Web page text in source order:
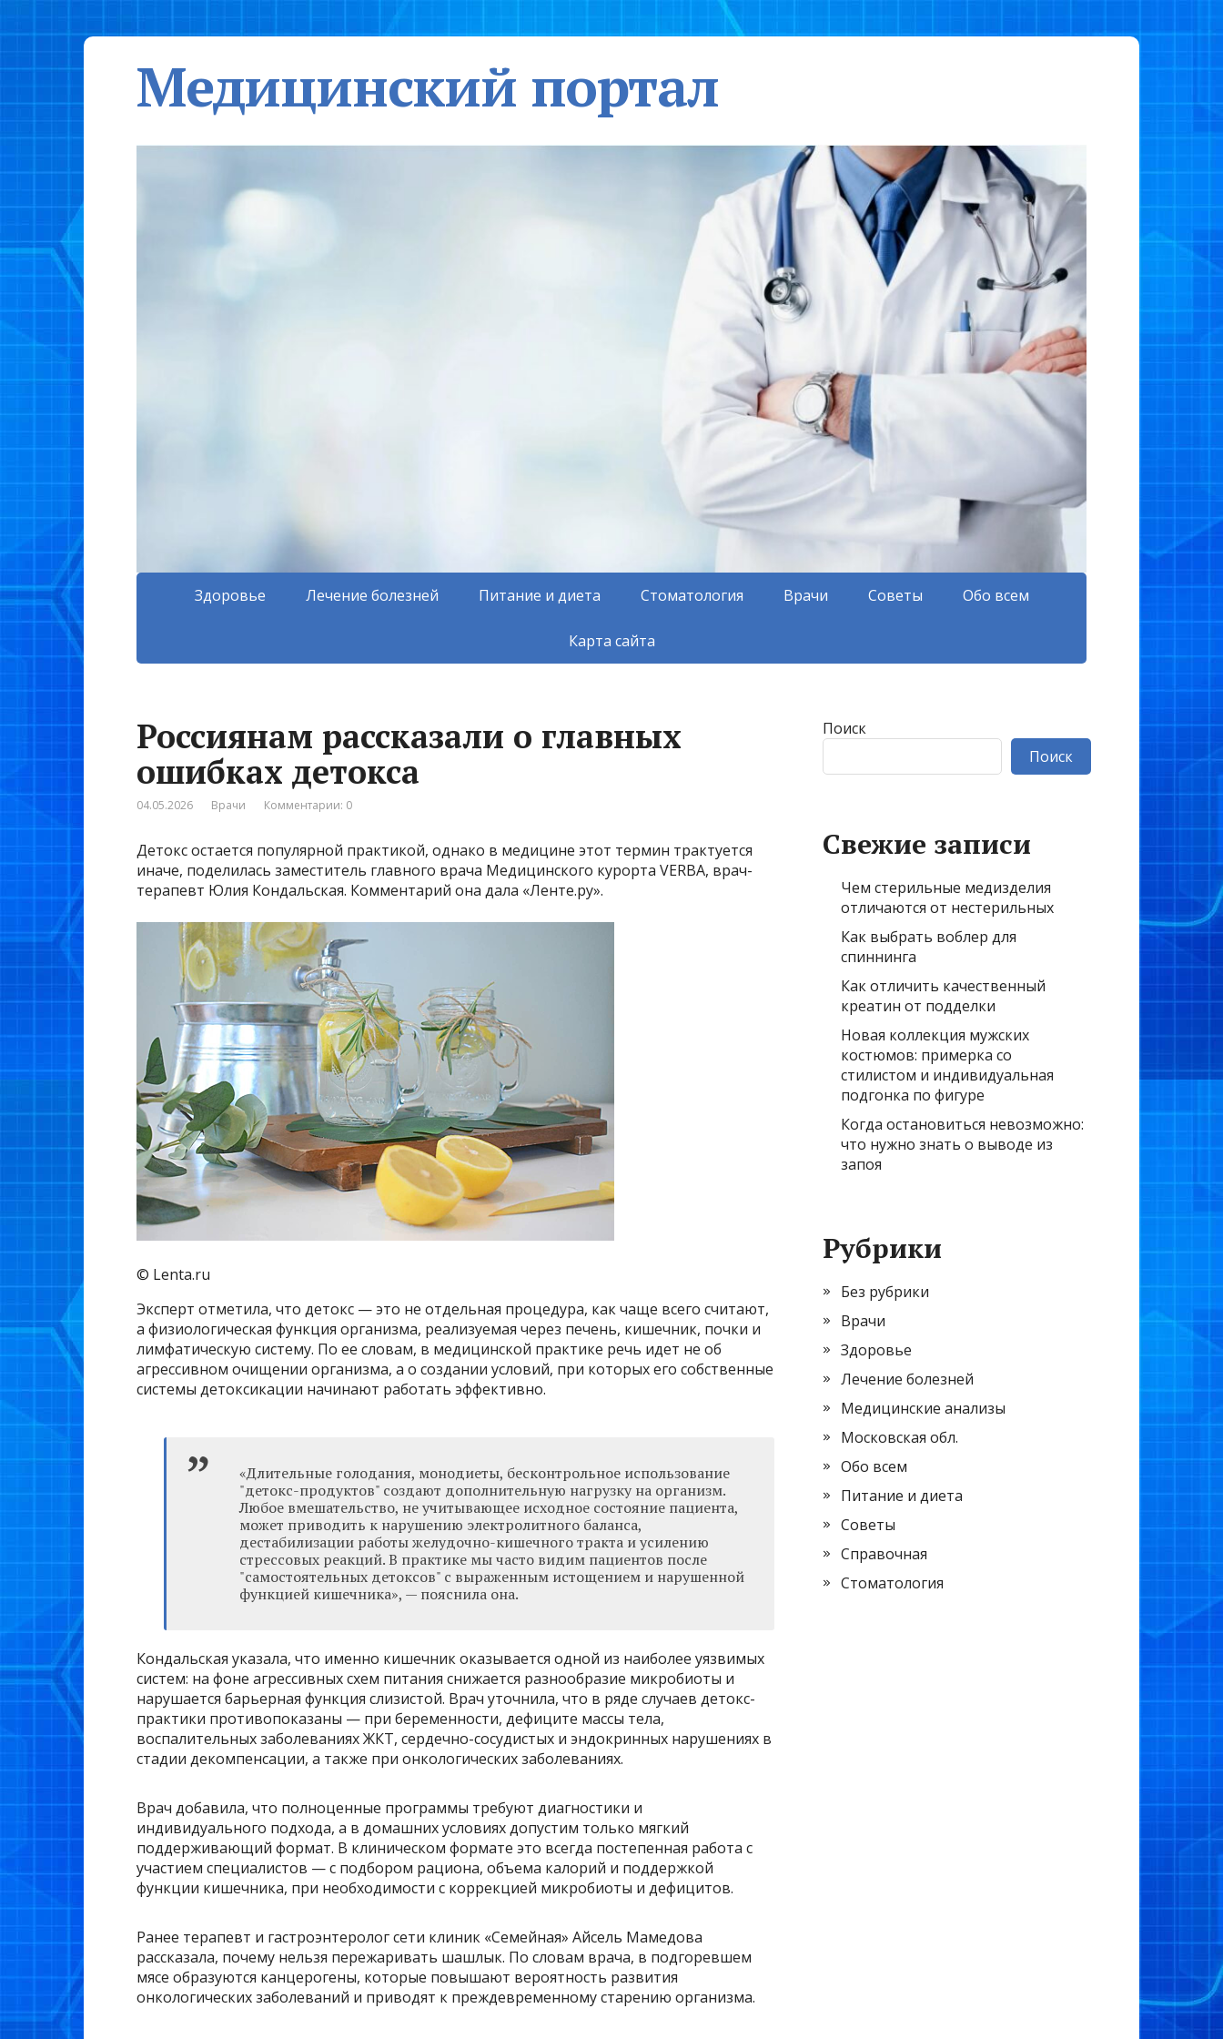
Медицинский портал
Здоровье Лечение болезней Питание и диета Стоматология Врачи Советы Обо всем
Карта сайта
Россиянам рассказали о главных
ошибках детокса
04.05.2026 Врачи Комментарии: 0
Детокс остается популярной практикой, однако в медицине этот термин трактуется
иначе, поделилась заместитель главного врача Медицинского курорта VERBA, врач-
терапевт Юлия Кондальская. Комментарий она дала «Ленте.ру».
© Lenta.ru
Эксперт отметила, что детокс — это не отдельная процедура, как чаще всего считают,
а физиологическая функция организма, реализуемая через печень, кишечник, почки и
лимфатическую систему. По ее словам, в медицинской практике речь идет не об
агрессивном очищении организма, а о создании условий, при которых его собственные
системы детоксикации начинают работать эффективно.
«Длительные голодания, монодиеты, бесконтрольное использование
"детокс-продуктов" создают дополнительную нагрузку на организм.
Любое вмешательство, не учитывающее исходное состояние пациента,
может приводить к нарушению электролитного баланса,
дестабилизации работы желудочно-кишечного тракта и усилению
стрессовых реакций. В практике мы часто видим пациентов после
"самостоятельных детоксов" с выраженным истощением и нарушенной
функцией кишечника», — пояснила она.
Кондальская указала, что именно кишечник оказывается одной из наиболее уязвимых
систем: на фоне агрессивных схем питания снижается разнообразие микробиоты и
нарушается барьерная функция слизистой. Врач уточнила, что в ряде случаев детокс-
практики противопоказаны — при беременности, дефиците массы тела,
воспалительных заболеваниях ЖКТ, сердечно-сосудистых и эндокринных нарушениях в
стадии декомпенсации, а также при онкологических заболеваниях.
Врач добавила, что полноценные программы требуют диагностики и
индивидуального подхода, а в домашних условиях допустим только мягкий
поддерживающий формат. В клиническом формате это всегда постепенная работа с
участием специалистов — с подбором рациона, объема калорий и поддержкой
функции кишечника, при необходимости с коррекцией микробиоты и дефицитов.
Ранее терапевт и гастроэнтеролог сети клиник «Семейная» Айсель Мамедова
рассказала, почему нельзя пережаривать шашлык. По словам врача, в подгоревшем
мясе образуются канцерогены, которые повышают вероятность развития
онкологических заболеваний и приводят к преждевременному старению организма.
Поиск
Поиск
Свежие записи
Чем стерильные медизделия
отличаются от нестерильных
Как выбрать воблер для
спиннинга
Как отличить качественный
креатин от подделки
Новая коллекция мужских
костюмов: примерка со
стилистом и индивидуальная
подгонка по фигуре
Когда остановиться невозможно:
что нужно знать о выводе из
запоя
Рубрики
Без рубрики
Врачи
Здоровье
Лечение болезней
Медицинские анализы
Московская обл.
Обо всем
Питание и диета
Советы
Справочная
Стоматология